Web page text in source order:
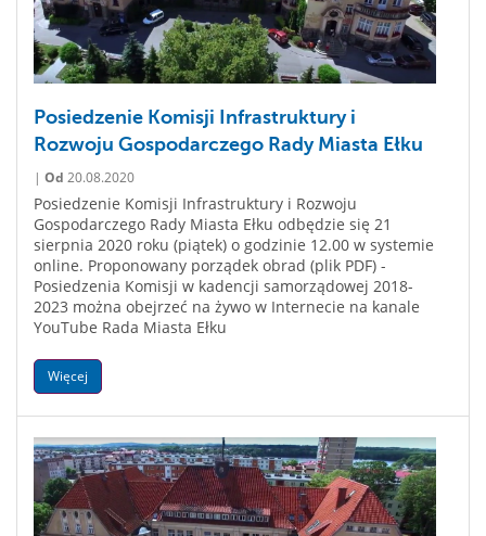
Posiedzenie Komisji Infrastruktury i
Rozwoju Gospodarczego Rady Miasta Ełku
| Od 20.08.2020
Posiedzenie Komisji Infrastruktury i Rozwoju
Gospodarczego Rady Miasta Ełku odbędzie się 21
sierpnia 2020 roku (piątek) o godzinie 12.00 w systemie
online. Proponowany porządek obrad (plik PDF) -
Posiedzenia Komisji w kadencji samorządowej 2018-
2023 można obejrzeć na żywo w Internecie na kanale
YouTube Rada Miasta Ełku
Więcej